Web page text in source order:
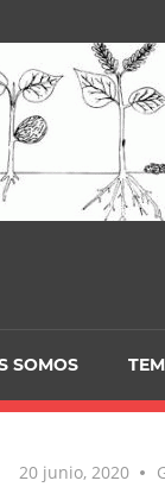
SOMOS
20 junio, 2020